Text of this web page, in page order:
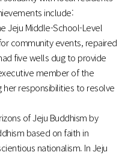
include:
Jeju Middle-School-Level
community events, repaired
five wells dug to provide
member of the
her responsibilities to resolve
of Jeju Buddhism by
based on faith in
nationalism. In Jeju